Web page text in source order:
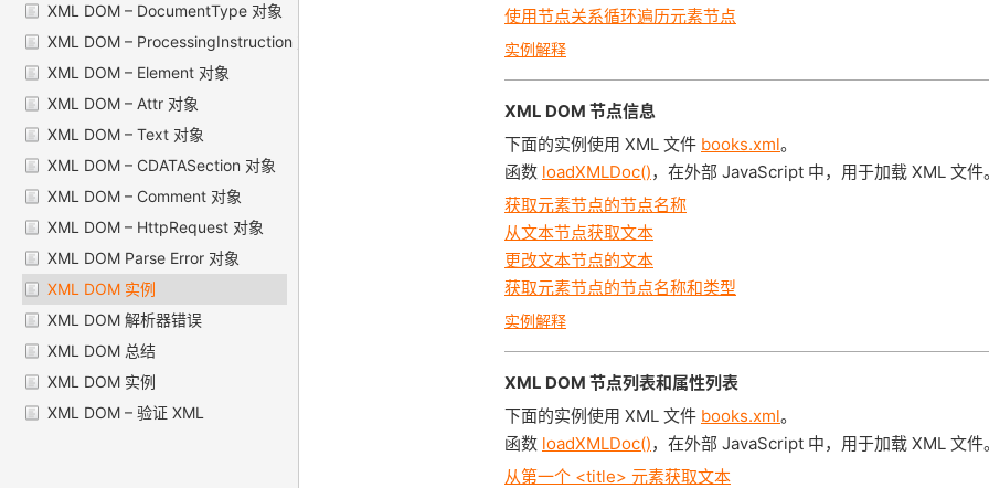
XML DOM – DocumentType 对象
XML DOM – ProcessingInstruction 对象
XML DOM – Element 对象
XML DOM – Attr 对象
XML DOM – Text 对象
XML DOM – CDATASection 对象
XML DOM – Comment 对象
XML DOM – HttpRequest 对象
XML DOM Parse Error 对象
XML DOM 实例
XML DOM 解析器错误
XML DOM 总结
XML DOM 实例
XML DOM – 验证 XML
使用节点关系循环遍历元素节点
实例解释
XML DOM 节点信息
下面的实例使用 XML 文件 books.xml。
函数 loadXMLDoc()，在外部 JavaScript 中，用于加载 XML 文件
获取元素节点的节点名称
从文本节点获取文本
更改文本节点的文本
获取元素节点的节点名称和类型
实例解释
XML DOM 节点列表和属性列表
下面的实例使用 XML 文件 books.xml。
函数 loadXMLDoc()，在外部 JavaScript 中，用于加载 XML 文件
从第一个 <title> 元素获取文本